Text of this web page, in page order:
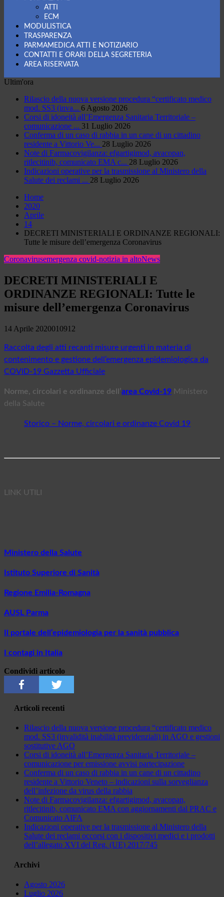
ATTI
ECM
MODULISTICA
TRASPARENZA
PARMAMEDICA ATTI E NOTIZIARIO
CONTATTI E ORARI DELLA SEGRETERIA
AREA RISERVATA
Ultim'ora
Rilascio della nuova versione procedura “certificato medico
mod. SS3 (inva... 6 Agosto 2026
Corsi di idoneità all’Emergenza Sanitaria Territoriale –
comunicazione ... 31 Luglio 2026
Conferma di un caso di rabbia in un cane di un cittadino
residente a Vittorio Ve... 28 Luglio 2026
Note di Farmacovigilanza: efgartigimod, avacopan,
ritlecitinib, comunicato EMA c... 28 Luglio 2026
Indicazioni operative per la trasmissione al Ministero della
Salute dei reclami ... 28 Luglio 2026
Home
2020
Aprile
14
DECRETI MINISTERIALI E ORDINANZE REGIONALI:
Tutte le misure dell’emergenza Coronavirus
Coronavirusemergenza covid-notizia in altoNews
DECRETI MINISTERIALI E
ORDINANZE REGIONALI: Tutte le
misure dell’emergenza Coronavirus
14 Aprile 2020010912
Raccolta degli atti recanti misure urgenti in materia di
contenimento e gestione dell’emergenza epidemiologica da
COVID-19 Gazzetta Ufficiale
Norme, circolari e ordinanze dell’area Covid-19 Ministero
della Salute
Storico – Norme, circolari e ordinanze Covid 19
LINK UTILI
Ministero della Salute
Istituto Superiore di Sanità
Regione Emilia-Romagna
AUSL Parma
Il portale dell’epidemiologia per la sanità pubblica
I contagi in Italia
Condividi articolo
Articoli recenti
Rilascio della nuova versione procedura “certificato medico
mod. SS3 (invalidità inabilità previdenziali) in AGO e gestioni
sostitutive AGO
Corsi di idoneità all’Emergenza Sanitaria Territoriale –
comunicazione per emissione avvisi partecipazione
Conferma di un caso di rabbia in un cane di un cittadino
residente a Vittorio Veneto – indicazioni sulla sorveglianza
dell’infezione da virus della rabbia
Note di Farmacovigilanza: efgartigimod, avacopan,
ritlecitinib, comunicato EMA con aggiornamenti dal PRAC e
Comunicato AIFA
Indicazioni operative per la trasmissione al Ministero della
Salute dei reclami occorsi con i dispositivi medici e i prodotti
dell’allegato XVI del Reg. (UE) 2017/745
Archivi
Agosto 2026
Luglio 2026